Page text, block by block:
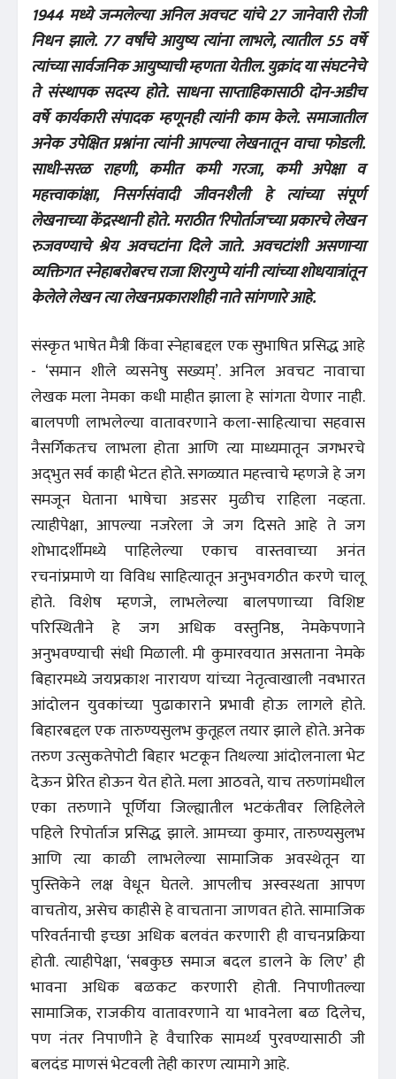
1944 मध्ये जन्मलेल्या अनिल अवचट यांचे 27 जानेवारी रोजी
निधन झाले. 77 वर्षांचे आयुष्य त्यांना लाभले, त्यातील 55 वर्षे
त्यांच्या सार्वजनिक आयुष्याची म्हणता येतील. युक्रांद या संघटनेचे
ते संस्थापक सदस्य होते. साधना साप्ताहिकासाठी दोन-अडीच
वर्षे कार्यकारी संपादक म्हणूनही त्यांनी काम केले. समाजातील
अनेक उपेक्षित प्रश्नांना त्यांनी आपल्या लेखनातून वाचा फोडली.
साधी-सरळ राहणी, कमीत कमी गरजा, कमी अपेक्षा व
महत्त्वाकांक्षा, निसर्गसंवादी जीवनशैली हे त्यांच्या संपूर्ण
लेखनाच्या केंद्रस्थानी होते. मराठीत 'रिपोर्ताज'च्या प्रकारचे लेखन
रुजवण्याचे श्रेय अवचटांना दिले जाते. अवचटांशी असणाऱ्या
व्यक्तिगत स्नेहाबरोबरच राजा शिरगुप्पे यांनी त्यांच्या शोधयात्रांतून
केलेले लेखन त्या लेखनप्रकाराशीही नाते सांगणारे आहे.
संस्कृत भाषेत मैत्री किंवा स्नेहाबद्दल एक सुभाषित प्रसिद्ध आहे
- ‘समान शीले व्यसनेषु सख्यम्’. अनिल अवचट नावाचा
लेखक मला नेमका कधी माहीत झाला हे सांगता येणार नाही.
बालपणी लाभलेल्या वातावरणाने कला-साहित्याचा सहवास
नैसर्गिकतःच लाभला होता आणि त्या माध्यमातून जगभरचे
अद्‌भुत सर्व काही भेटत होते. सगळ्यात महत्त्वाचे म्हणजे हे जग
समजून घेताना भाषेचा अडसर मुळीच राहिला नव्हता.
त्याहीपेक्षा, आपल्या नजरेला जे जग दिसते आहे ते जग
शोभादर्शीमध्ये पाहिलेल्या एकाच वास्तवाच्या अनंत
रचनांप्रमाणे या विविध साहित्यातून अनुभवगठीत करणे चालू
होते. विशेष म्हणजे, लाभलेल्या बालपणाच्या विशिष्ट
परिस्थितीने हे जग अधिक वस्तुनिष्ठ, नेमकेपणाने
अनुभवण्याची संधी मिळाली. मी कुमारवयात असताना नेमके
बिहारमध्ये जयप्रकाश नारायण यांच्या नेतृत्वाखाली नवभारत
आंदोलन युवकांच्या पुढाकाराने प्रभावी होऊ लागले होते.
बिहारबद्दल एक तारुण्यसुलभ कुतूहल तयार झाले होते. अनेक
तरुण उत्सुकतेपोटी बिहार भटकून तिथल्या आंदोलनाला भेट
देऊन प्रेरित होऊन येत होते. मला आठवते, याच तरुणांमधील
एका तरुणाने पूर्णिया जिल्ह्यातील भटकंतीवर लिहिलेले
पहिले रिपोर्ताज प्रसिद्ध झाले. आमच्या कुमार, तारुण्यसुलभ
आणि त्या काळी लाभलेल्या सामाजिक अवस्थेतून या
पुस्तिकेने लक्ष वेधून घेतले. आपलीच अस्वस्थता आपण
वाचतोय, असेच काहीसे हे वाचताना जाणवत होते. सामाजिक
परिवर्तनाची इच्छा अधिक बलवंत करणारी ही वाचनप्रक्रिया
होती. त्याहीपेक्षा, ‘सबकुछ समाज बदल डालने के लिए’ ही
भावना अधिक बळकट करणारी होती. निपाणीतल्या
सामाजिक, राजकीय वातावरणाने या भावनेला बळ दिलेच,
पण नंतर निपाणीने हे वैचारिक सामर्थ्य पुरवण्यासाठी जी
बलदंड माणसं भेटवली तेही कारण त्यामागे आहे.